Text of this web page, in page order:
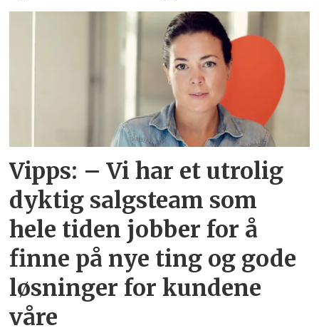
Vipps: – Vi har et utrolig
dyktig salgsteam som
hele tiden jobber for å
finne på nye ting og gode
løsninger for kundene
våre